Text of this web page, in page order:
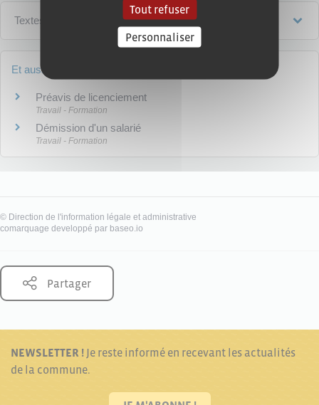
Textes de référence
Et aussi
Préavis de licenciement
Travail - Formation
Démission d'un salarié
Travail - Formation
© Direction de l'information légale et administrative
comarquage developpé par baseo.io
Partager
NEWSLETTER ! Je reste informé en recevant les actualités
de la commune.
Tout refuser
Personnaliser